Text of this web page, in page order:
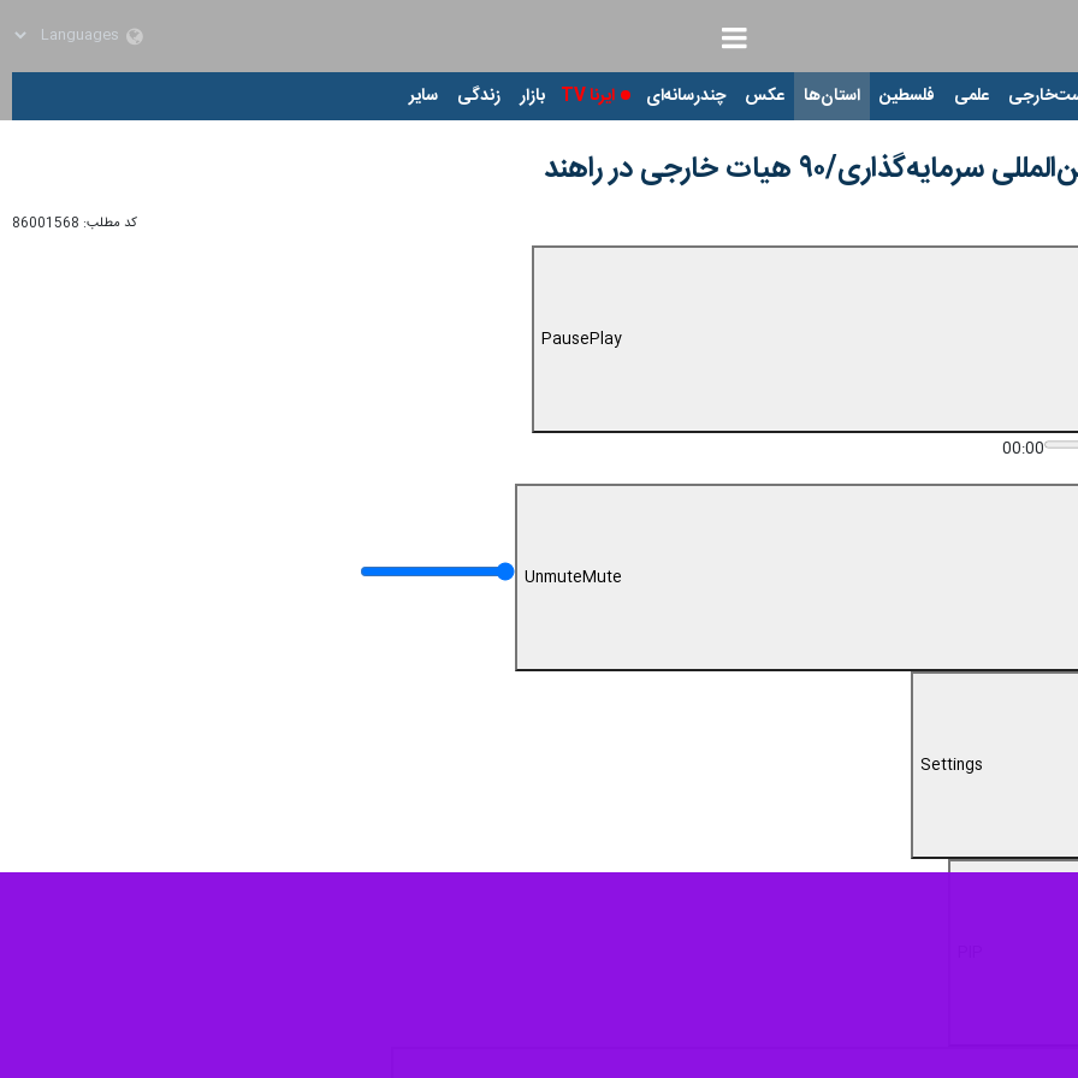
علمی فلسطین استان‌ها عکس چندرسانه‌ای ایرنا TV بازار زندگی سایر
۹۰ هیات خارجی در راهند
کد مطلب: 86001568